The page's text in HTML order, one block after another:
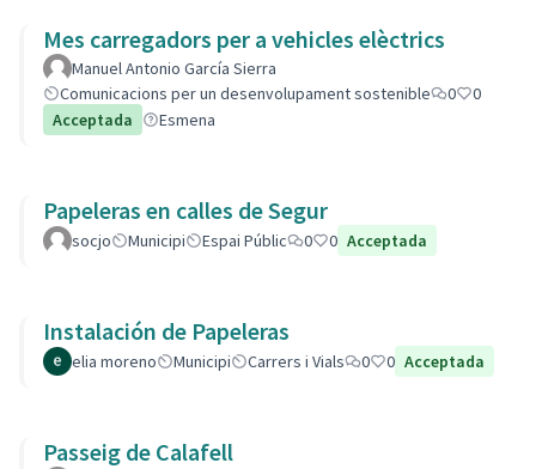
Mes carregadors per a vehicles elèctrics
Manuel Antonio García Sierra
Comunicacions per un desenvolupament sostenible
0
0
Acceptada
Esmena
Papeleras en calles de Segur
socjo Municipi Espai Públic 0 0 Acceptada
Instalación de Papeleras
elia moreno Municipi Carrers i Vials 0 0 Acceptada
Passeig de Calafell